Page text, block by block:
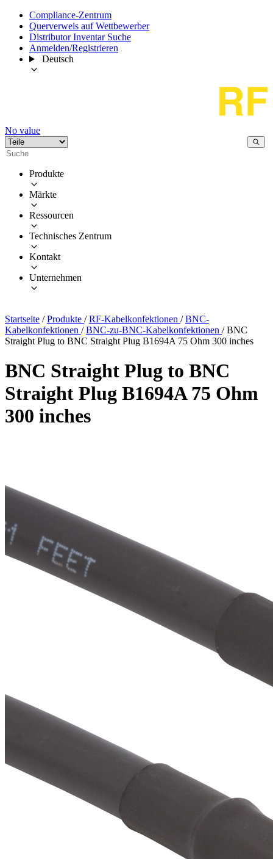
Compliance-Zentrum
Querverweis auf Wettbewerber
Distributor Inventar Suche
Anmelden/Registrieren
Deutsch
No value
Produkte
Märkte
Ressourcen
Technisches Zentrum
Kontakt
Unternehmen
Startseite / Produkte / RF-Kabelkonfektionen / BNC-
Kabelkonfektionen / BNC-zu-BNC-Kabelkonfektionen / BNC
Straight Plug to BNC Straight Plug B1694A 75 Ohm 300 inches
BNC Straight Plug to BNC
Straight Plug B1694A 75 Ohm
300 inches